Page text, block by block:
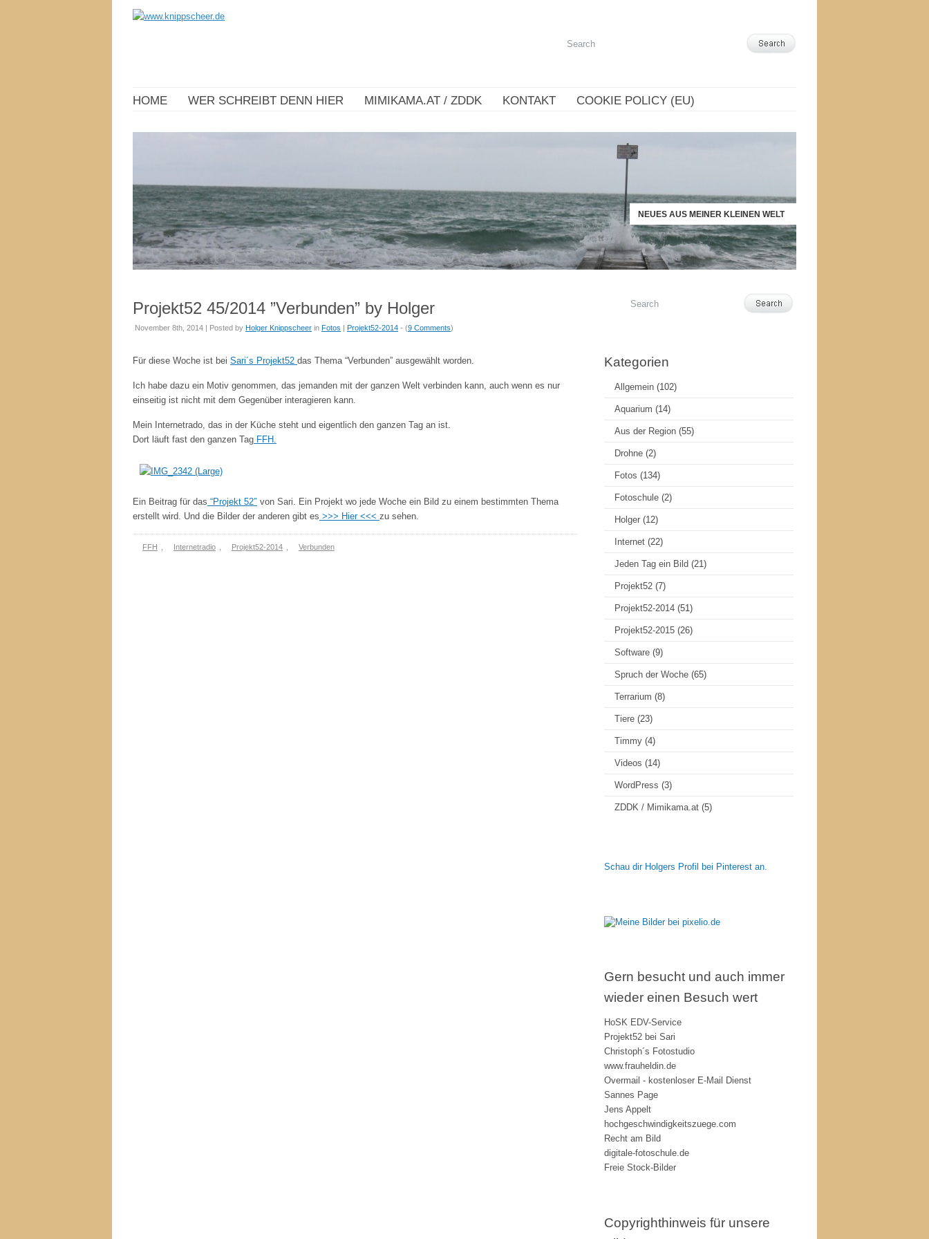
HOME WER SCHREIBT DENN HIER MIMIKAMA.AT / ZDDK KONTAKT COOKIE POLICY (EU)
NEUES AUS MEINER KLEINEN WELT
Projekt52 45/2014 ”Verbunden” by Holger
November 8th, 2014 | Posted by Holger Knippscheer in Fotos | Projekt52-2014 - (9 Comments)
Für diese Woche ist bei Sari´s Projekt52 das Thema “Verbunden” ausgewählt worden.
Ich habe dazu ein Motiv genommen, das jemanden mit der ganzen Welt verbinden kann, auch wenn es nur
einseitig ist nicht mit dem Gegenüber interagieren kann.
Mein Internetrado, das in der Küche steht und eigentlich den ganzen Tag an ist.
Dort läuft fast den ganzen Tag FFH.
Ein Beitrag für das “Projekt 52″ von Sari. Ein Projekt wo jede Woche ein Bild zu einem bestimmten Thema
erstellt wird. Und die Bilder der anderen gibt es >>> Hier <<< zu sehen.
FFH Internetradio Projekt52-2014 Verbunden
Kategorien
Allgemein (102)
Aquarium (14)
Aus der Region (55)
Drohne (2)
Fotos (134)
Fotoschule (2)
Holger (12)
Internet (22)
Jeden Tag ein Bild (21)
Projekt52 (7)
Projekt52-2014 (51)
Projekt52-2015 (26)
Software (9)
Spruch der Woche (65)
Terrarium (8)
Tiere (23)
Timmy (4)
Videos (14)
WordPress (3)
ZDDK / Mimikama.at (5)
Schau dir Holgers Profil bei Pinterest an.
Gern besucht und auch immer
wieder einen Besuch wert
HoSK EDV-Service
Projekt52 bei Sari
Christoph´s Fotostudio
www.frauheldin.de
Overmail - kostenloser E-Mail Dienst
Sannes Page
Jens Appelt
hochgeschwindigkeitszuege.com
Recht am Bild
digitale-fotoschule.de
Freie Stock-Bilder
Copyrighthinweis für unsere